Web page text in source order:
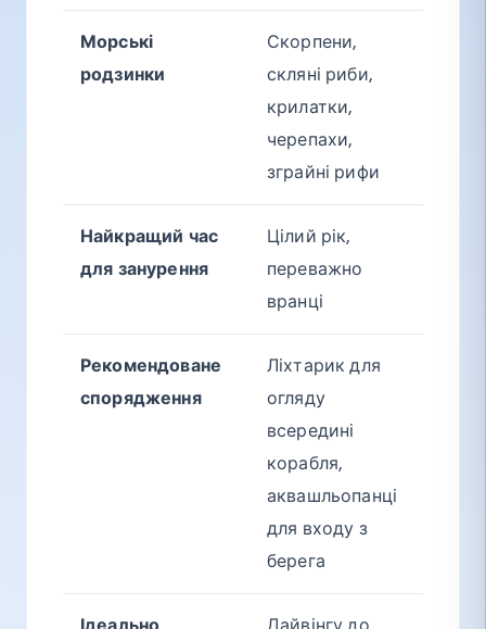
Морські
родзинки
Скорпени,
скляні риби,
крилатки,
черепахи,
зграйні рифи
Найкращий час
для занурення
Цілий рік,
переважно
вранці
Рекомендоване
спорядження
Ліхтарик для
огляду
всередині
корабля,
аквашльопанці
для входу з
берега